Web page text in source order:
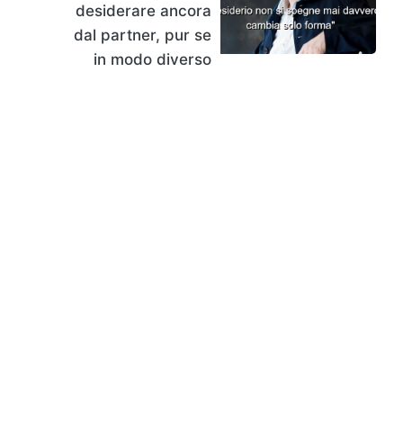
desiderare ancora
dal partner, pur se
in modo diverso